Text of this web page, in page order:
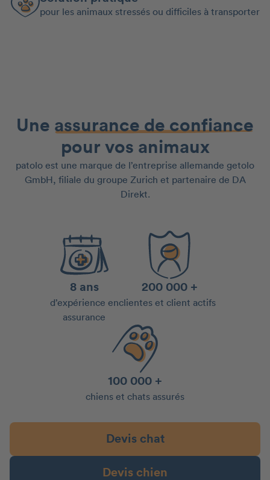
pour les animaux stressés ou difficiles à transporter
Une assurance de confiance
pour vos animaux
patolo est une marque de l’entreprise allemande getolo
GmbH, filiale du groupe Zurich et partenaire de DA
Direkt.
8 ans
d’expérience en
assurance
200 000 +
clientes et client actifs
100 000 +
chiens et chats assurés
Devis chat
Devis chien